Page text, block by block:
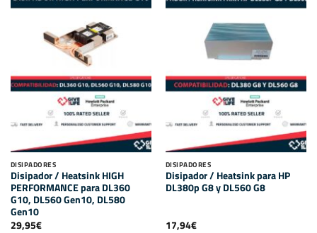
DISIPADORES
Disipador / Heatsink HIGH
PERFORMANCE para DL360
G10, DL560 Gen10, DL580
Gen10
29,95€
DISIPADORES
Disipador / Heatsink para HP
DL380p G8 y DL560 G8
17,94€